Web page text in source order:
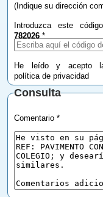
(Indique su dirección
Introduzca este
782026 *
He leído y acepto
política de privacidad
Consulta
Comentario *